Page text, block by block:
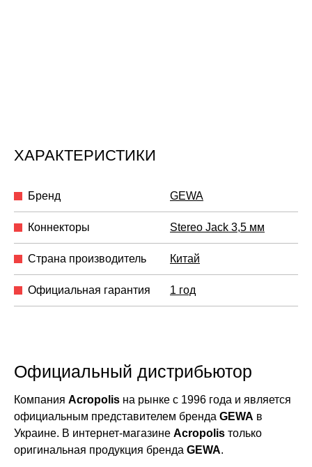
ХАРАКТЕРИСТИКИ
Бренд GEWA
Коннекторы Stereo Jack 3,5 мм
Страна производитель Китай
Официальная гарантия 1 год
Официальный дистрибьютор
Компания Acropolis на рынке с 1996 года и является
официальным представителем бренда GEWA в
Украине. В интернет-магазине Acropolis только
оригинальная продукция бренда GEWA.